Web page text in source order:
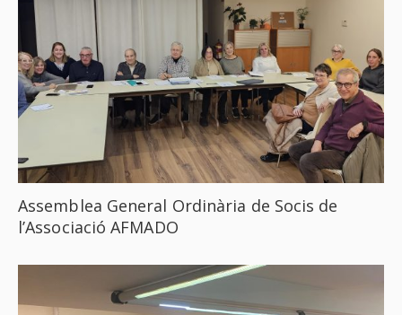
Assemblea General Ordinària de Socis de
l’Associació AFMADO